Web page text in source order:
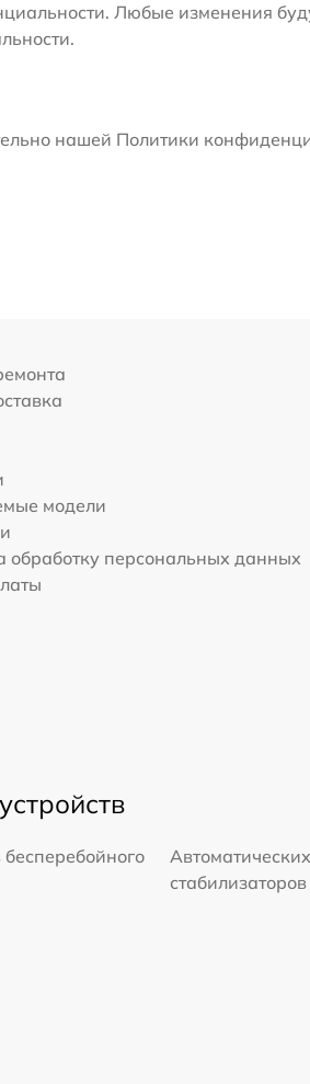
Любые изменения
нашей Политики
модели
обработку персональных данных
Автоматических